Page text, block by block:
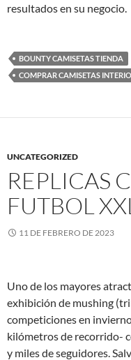
resultados en su negocio.
BOUNTY CAMISETAS TIENDA
COMPRAR CAMISETAS
UNCATEGORIZED
REPLICAS
FUTBOL XXL
11 DE FEBRERO DE 2023
Uno de los mayores
exhibición de mushing
competiciones en
kilómetros de recorrido-
y miles de seguidores.